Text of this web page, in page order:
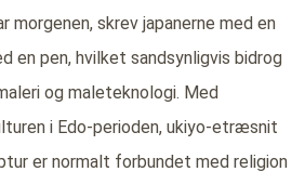
morgenen, skrev japanerne med en
en pen, hvilket sandsynligvis bidrog
og maleteknologi. Med
i Edo-perioden, ukiyo-etræsnit
er normalt forbundet med religion